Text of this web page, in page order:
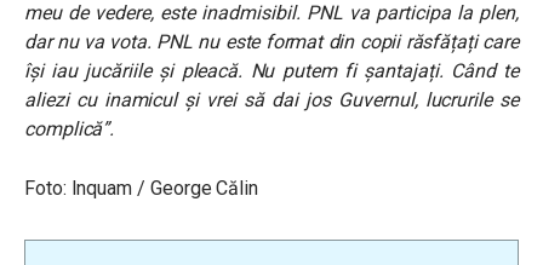
meu de vedere, este inadmisibil. PNL va participa la plen,
dar nu va vota. PNL nu este format din copii răsfățați care
își iau jucăriile și pleacă. Nu putem fi șantajați. Când te
aliezi cu inamicul și vrei să dai jos Guvernul, lucrurile se
complică”.
Foto: Inquam / George Călin